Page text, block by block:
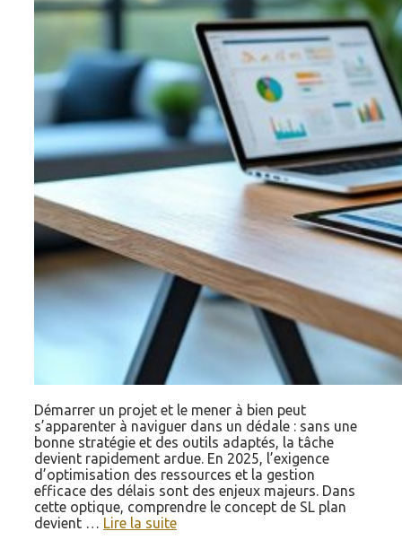
Démarrer un projet et le mener à bien peut
s’apparenter à naviguer dans un dédale : sans une
bonne stratégie et des outils adaptés, la tâche
devient rapidement ardue. En 2025, l’exigence
d’optimisation des ressources et la gestion
efficace des délais sont des enjeux majeurs. Dans
cette optique, comprendre le concept de SL plan
devient … Lire la suite